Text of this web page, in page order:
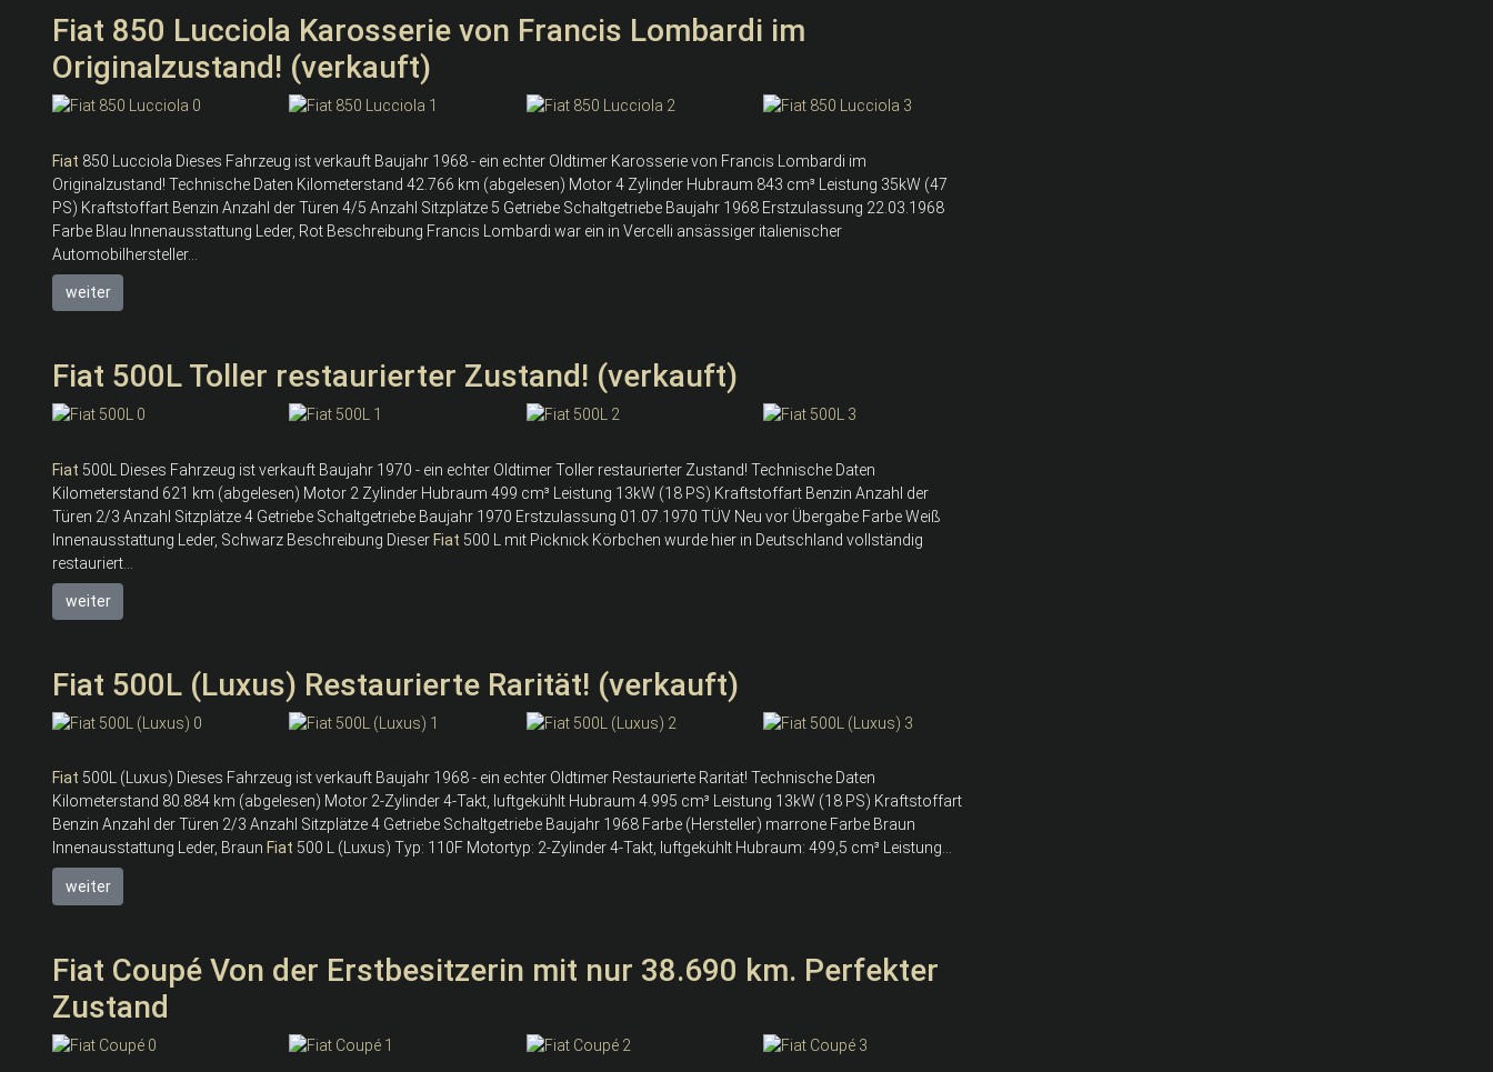
Fiat 850 Lucciola Karosserie von Francis Lombardi im
Originalzustand! (verkauft)
Fiat 850 Lucciola Dieses Fahrzeug ist verkauft Baujahr 1968 - ein echter Oldtimer Karosserie von Francis Lombardi im
Originalzustand! Technische Daten Kilometerstand 42.766 km (abgelesen) Motor 4 Zylinder Hubraum 843 cm³ Leistung 35kW (47
PS) Kraftstoffart Benzin Anzahl der Türen 4/5 Anzahl Sitzplätze 5 Getriebe Schaltgetriebe Baujahr 1968 Erstzulassung 22.03.1968
Farbe Blau Innenausstattung Leder, Rot Beschreibung Francis Lombardi war ein in Vercelli ansässiger italienischer
Automobilhersteller...
weiter
Fiat 500L Toller restaurierter Zustand! (verkauft)
Fiat 500L Dieses Fahrzeug ist verkauft Baujahr 1970 - ein echter Oldtimer Toller restaurierter Zustand! Technische Daten
Kilometerstand 621 km (abgelesen) Motor 2 Zylinder Hubraum 499 cm³ Leistung 13kW (18 PS) Kraftstoffart Benzin Anzahl der
Türen 2/3 Anzahl Sitzplätze 4 Getriebe Schaltgetriebe Baujahr 1970 Erstzulassung 01.07.1970 TÜV Neu vor Übergabe Farbe Weiß
Innenausstattung Leder, Schwarz Beschreibung DieserFiat 500 L mit Picknick Körbchen wurde hier in Deutschland vollständig
restauriert...
weiter
Fiat 500L (Luxus) Restaurierte Rarität! (verkauft)
Fiat 500L (Luxus) Dieses Fahrzeug ist verkauft Baujahr 1968 - ein echter Oldtimer Restaurierte Rarität! Technische Daten
Kilometerstand 80.884 km (abgelesen) Motor 2-Zylinder 4-Takt, luftgekühlt Hubraum 4.995 cm³ Leistung 13kW (18 PS) Kraftstoffart
Benzin Anzahl der Türen 2/3 Anzahl Sitzplätze 4 Getriebe Schaltgetriebe Baujahr 1968 Farbe (Hersteller) marrone Farbe Braun
Innenausstattung Leder, Braun Fiat 500 L (Luxus) Typ: 110F Motortyp: 2-Zylinder 4-Takt, luftgekühlt Hubraum: 499,5 cm³ Leistung...
weiter
Fiat Coupé Von der Erstbesitzerin mit nur 38.690 km. Perfekter
Zustand